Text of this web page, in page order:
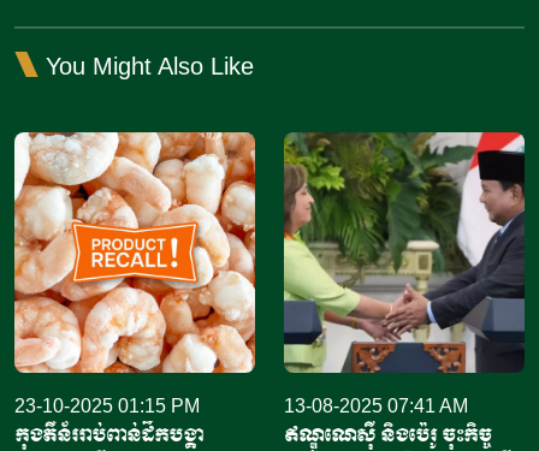
You Might Also Like
23-10-2025 01:15 PM
កុងតឺន័ររាប់ពាន់ដឹកបង្គា​
13-08-2025 07:41 AM
ឥណ្ឌូណេស៊ី និងប៉េរូ ចុះកិច្ច